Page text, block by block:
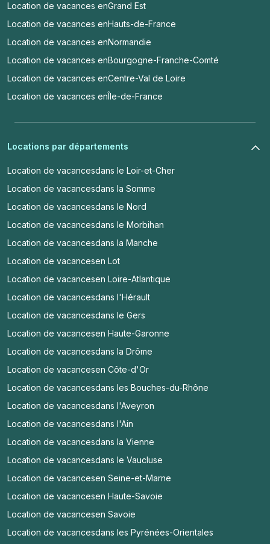
Location de vacances enGrand Est
Location de vacances enHauts-de-France
Location de vacances enNormandie
Location de vacances enBourgogne-Franche-Comté
Location de vacances enCentre-Val de Loire
Location de vacances enÎle-de-France
Locations par départements
Location de vacancesdans le Loir-et-Cher
Location de vacancesdans la Somme
Location de vacancesdans le Nord
Location de vacancesdans le Morbihan
Location de vacancesdans la Manche
Location de vacancesen Lot
Location de vacancesen Loire-Atlantique
Location de vacancesdans l'Hérault
Location de vacancesdans le Gers
Location de vacancesen Haute-Garonne
Location de vacancesdans la Drôme
Location de vacancesen Côte-d'Or
Location de vacancesdans les Bouches-du-Rhône
Location de vacancesdans l'Aveyron
Location de vacancesdans l'Ain
Location de vacancesdans la Vienne
Location de vacancesdans le Vaucluse
Location de vacancesen Seine-et-Marne
Location de vacancesen Haute-Savoie
Location de vacancesen Savoie
Location de vacancesdans les Pyrénées-Orientales